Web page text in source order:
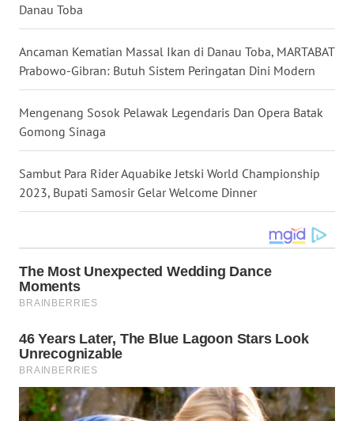
Danau Toba
Ancaman Kematian Massal Ikan di Danau Toba, MARTABAT
Prabowo-Gibran: Butuh Sistem Peringatan Dini Modern
Mengenang Sosok Pelawak Legendaris Dan Opera Batak
Gomong Sinaga
Sambut Para Rider Aquabike Jetski World Championship
2023, Bupati Samosir Gelar Welcome Dinner
WN
DAIRI
WN
DANAU
WN
TAPANULI
SELATAN
WN
TANJUNG
LESUNG
WN